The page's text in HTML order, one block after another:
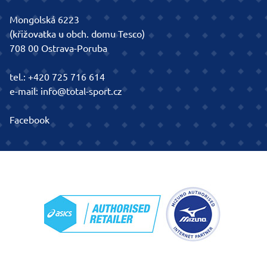
Mongolská 6223
(křižovatka u obch. domu Tesco)
708 00 Ostrava-Poruba
tel.: +420 725 716 614
e-mail: info@total-sport.cz
Facebook